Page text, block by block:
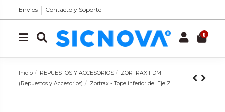
Envíos Contacto y Soporte
0
Inicio REPUESTOS Y ACCESORIOS
ZORTRAX FDM
(Repuestos y Accesorios)
Zortrax - Tope inferior del Eje Z